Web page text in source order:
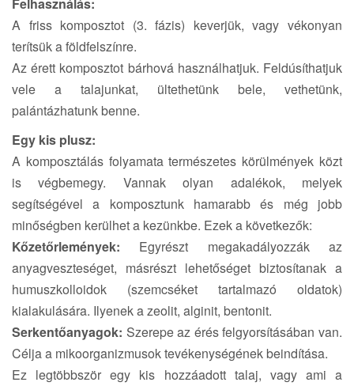
Felhasználás:
A friss komposztot (3. fázis) keverjük, vagy vékonyan
terítsük a földfelszínre.
Az érett komposztot bárhová használhatjuk. Feldúsíthatjuk
vele a talajunkat, ültethetünk bele, vethetünk,
palántázhatunk benne.
Egy kis plusz:
A komposztálás folyamata természetes körülmények közt
is végbemegy. Vannak olyan adalékok, melyek
segítségével a komposztunk hamarabb és még jobb
minőségben kerülhet a kezünkbe. Ezek a következők:
Kőzetőrlemények: Egyrészt megakadályozzák az
anyagveszteséget, másrészt lehetőséget biztosítanak a
humuszkolloidok (szemcséket tartalmazó oldatok)
kialakulására. Ilyenek a zeolit, alginit, bentonit.
Serkentőanyagok: Szerepe az érés felgyorsításában van.
Célja a mikoorganizmusok tevékenységének beindítása.
Ez legtöbbször egy kis hozzáadott talaj, vagy ami a